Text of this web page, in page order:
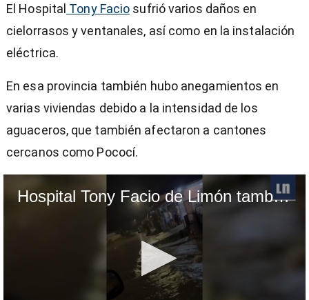
El Hospital Tony Facio sufrió varios daños en
cielorrasos y ventanales, así como en la instalación
eléctrica.
En esa provincia también hubo anegamientos en
varias viviendas debido a la intensidad de los
aguaceros, que también afectaron a cantones
cercanos como Pococí.
Hospital Tony Facio de Limón también tuvo daños por lluvia y viento